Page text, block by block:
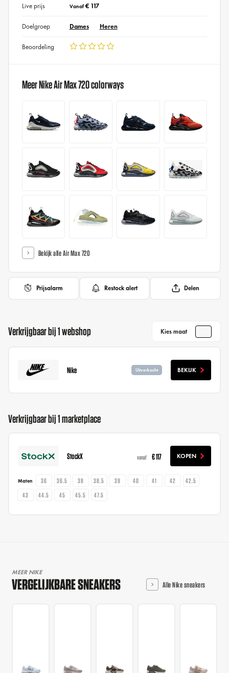
Live prijs Vanaf€ 117
Doelgroep Dames Heren
Beoordeling
Meer Nike Air Max 720 colorways
Bekijk alle Air Max 720
Prijsalarm Restock alert Delen
Verkrijgbaar bij 1 webshop Kies maat
Nike Uitverkocht BEKIJK
Verkrijgbaar bij 1 marketplace
StockX vanaf € 117 KOPEN
Maten 36 36.5 38 38.5 39 40 41 42
42.5
43
44.5 45 45.5 47.5
MEER NIKE
VERGELIJKBARE SNEAKERS Alle Nike sneakers